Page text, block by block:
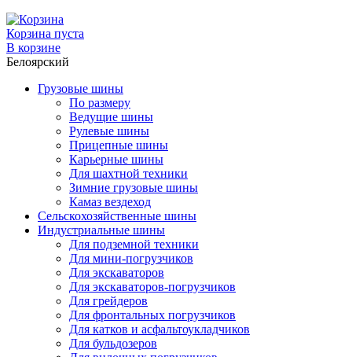
Корзина пуста
В корзине
Белоярский
Грузовые шины
По размеру
Ведущие шины
Рулевые шины
Прицепные шины
Карьерные шины
Для шахтной техники
Зимние грузовые шины
Камаз вездеход
Сельскохозяйственные шины
Индустриальные шины
Для подземной техники
Для мини-погрузчиков
Для экскаваторов
Для экскаваторов-погрузчиков
Для грейдеров
Для фронтальных погрузчиков
Для катков и асфальтоукладчиков
Для бульдозеров